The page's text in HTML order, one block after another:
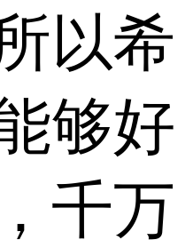
以希
够好
千万